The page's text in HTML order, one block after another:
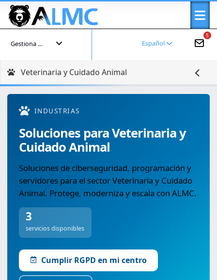
5
Español
Gestiona tu cuenta
Veterinaria y Cuidado Animal
INDUSTRIAS
Soluciones para Veterinaria y
Cuidado Animal
Soluciones de ciberseguridad, programación y
servidores para el sector Veterinaria y Cuidado
Animal. Protege, moderniza y escala con ALMC.
3
servicios disponibles
Cumplir RGPD en mi centro